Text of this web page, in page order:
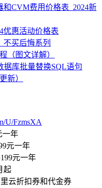
CVM费用价格表_2024新
优惠活动价格表
不买后悔系列
（图文详解）
据库批量替换SQL语句
新）
U/FzmsXA
一年
元一年
元一年
起
云折扣券和代金券